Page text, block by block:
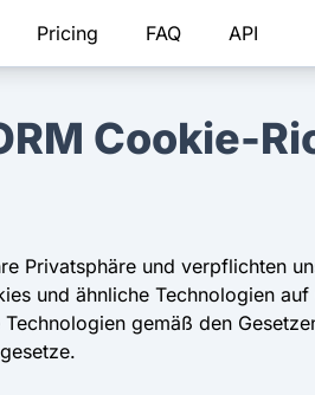
Pricing FAQ API
Cookie-
Privatsphäre und verpflichten
und ähnliche Technologien
gemäß den